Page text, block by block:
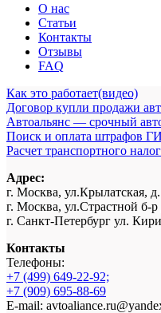
О нас
Статьи
Контакты
Отзывы
FAQ
Как это работает(видео)
Договор купли продажи
Автоальянс — срочный
Поиск и оплата штрафов
Расчет транспортного
Адрес:
г. Москва, ул.Крылатская,
г. Москва, ул.Страстной б-р
г. Санкт-Петербург ул.
Контакты
Телефоны:
+7 (499) 649-22-92;
+7 (909) 695-88-69
E-mail: